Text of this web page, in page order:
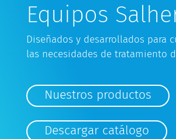
Equipos
Diseñados y desarrollados para
las necesidades de tratamiento
Nuestros productos
Descargar catálogo